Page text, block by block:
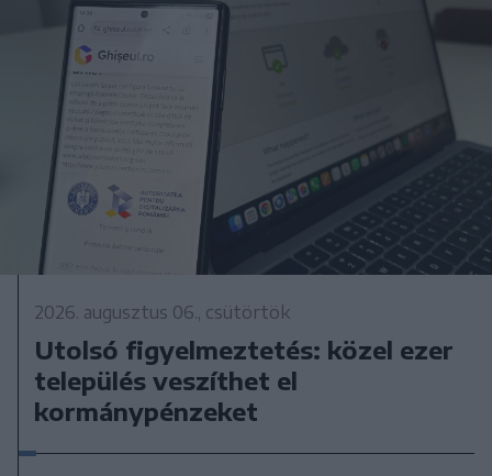
2026. augusztus 06., csütörtök
Utolsó figyelmeztetés: közel ezer
település veszíthet el
kormánypénzeket